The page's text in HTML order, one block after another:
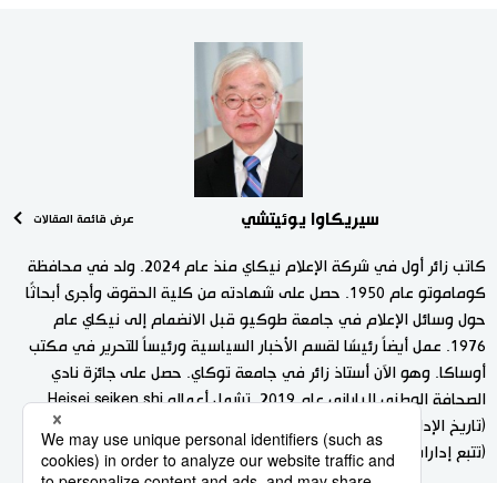
سيريكاوا يوئيتشي عرض قائمة المقالات
كاتب زائر أول في شركة الإعلام نيكاي منذ عام 2024. ولد في محافظة
كوماموتو عام 1950. حصل على شهادته من كلية الحقوق وأجرى أبحاثًا
حول وسائل الإعلام في جامعة طوكيو قبل الانضمام إلى نيكاي عام
1976. عمل أيضاً رئيسًا لقسم الأخبار السياسية ورئيساً للتحرير في مكتب
أوساكا. وهو الآن أستاذ زائر في جامعة توكاي. حصل على جائزة نادي
الصحافة الوطني الياباني عام 2019. تشمل أعماله Heisei seiken shi
(تاريخ الإدارات السياسية في عصر هيسي) وKōchikai seiken no kiseki
(تتبع إدارات فصيل كوتشيكاي التابع للحزب الليبرالي الديمقراطي).